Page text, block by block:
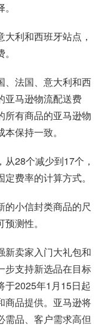
利和西班牙站点，
、法国、意大利和西
亚马逊物流配送费
所有商品的亚马逊物
保持一致。
28个减少到17个，
费率的计算方式。
的小信封类商品的尺
测性。
新卖家入门大礼包和
步支持新选品在目标
于2025年1月15日起
商品提供。亚马逊将
需品、客户需求高但